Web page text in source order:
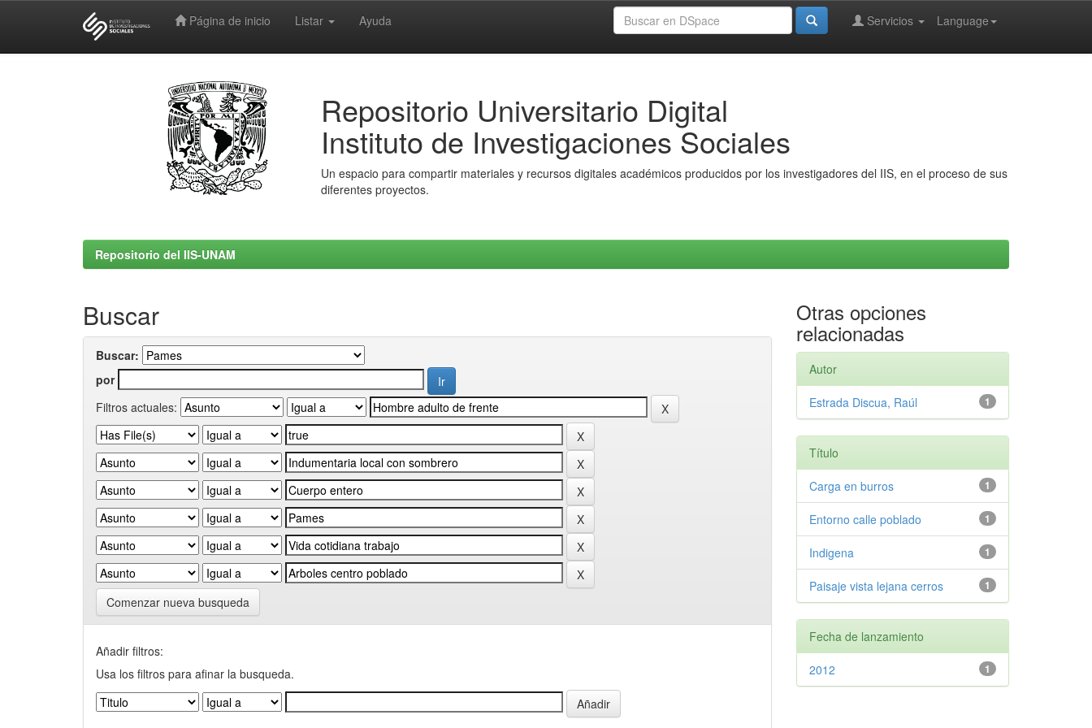
Página de inicio Listar Ayuda Language
Servicios
Repositorio Universitario Digital
Instituto de Investigaciones Sociales
Un espacio para compartir materiales y recursos digitales académicos producidos por los investigadores del IIS, en el proceso de sus
diferentes proyectos.
Repositorio del IIS-UNAM
Buscar
Buscar:
por
Filtros actuales:
Comenzar nueva busqueda
Añadir filtros:
Usa los filtros para afinar la busqueda.
Otras opciones
relacionadas
Autor
1
Estrada Discua, Raúl
Título
1
Carga en burros
1
Entorno calle poblado
1
Indigena
1
Paisaje vista lejana cerros
Fecha de lanzamiento
1
2012